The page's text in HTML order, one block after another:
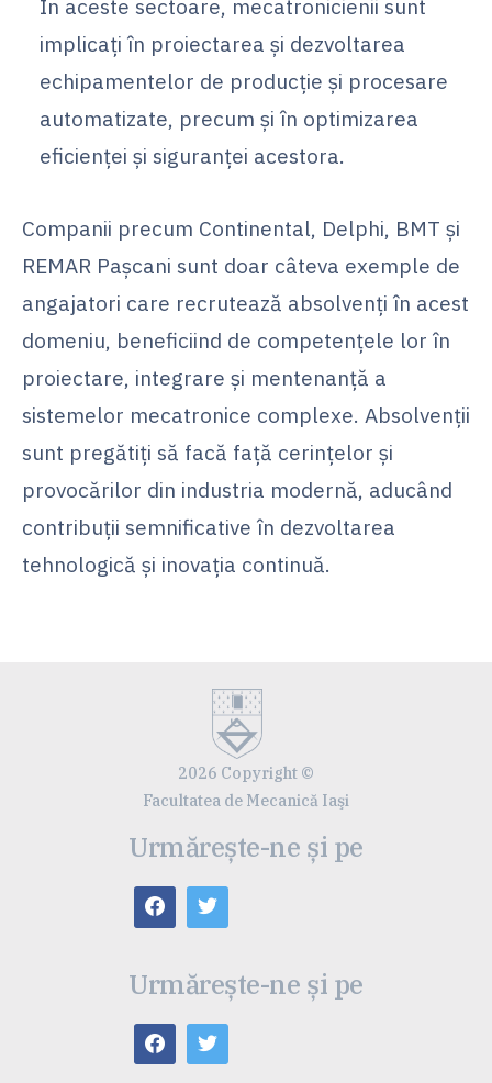
În aceste sectoare, mecatronicienii sunt
implicați în proiectarea și dezvoltarea
echipamentelor de producție și procesare
automatizate, precum și în optimizarea
eficienței și siguranței acestora.
Companii precum Continental, Delphi, BMT și
REMAR Pașcani sunt doar câteva exemple de
angajatori care recrutează absolvenți în acest
domeniu, beneficiind de competențele lor în
proiectare, integrare și mentenanță a
sistemelor mecatronice complexe. Absolvenții
sunt pregătiți să facă față cerințelor și
provocărilor din industria modernă, aducând
contribuții semnificative în dezvoltarea
tehnologică și inovația continuă.
2026 Copyright ©
Facultatea de Mecanică Iaşi
Urmărește-ne și pe
Urmărește-ne și pe